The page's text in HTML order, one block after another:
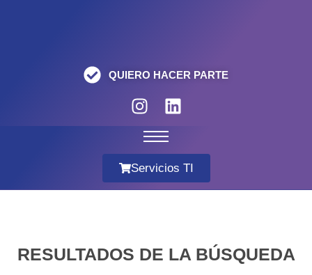
QUIERO HACER PARTE
Servicios TI
RESULTADOS DE LA BÚSQUEDA